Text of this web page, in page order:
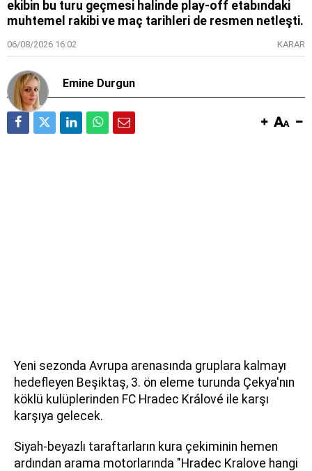
ekibin bu turu geçmesi halinde play-off etabındaki
muhtemel rakibi ve maç tarihleri de resmen netleşti.
06/08/2026 16:02 KARAR
Emine Durgun
Yeni sezonda Avrupa arenasında gruplara kalmayı
hedefleyen Beşiktaş, 3. ön eleme turunda Çekya'nın
köklü kulüplerinden FC Hradec Králové ile karşı
karşıya gelecek.
Siyah-beyazlı taraftarların kura çekiminin hemen
ardından arama motorlarında "Hradec Kralove hangi